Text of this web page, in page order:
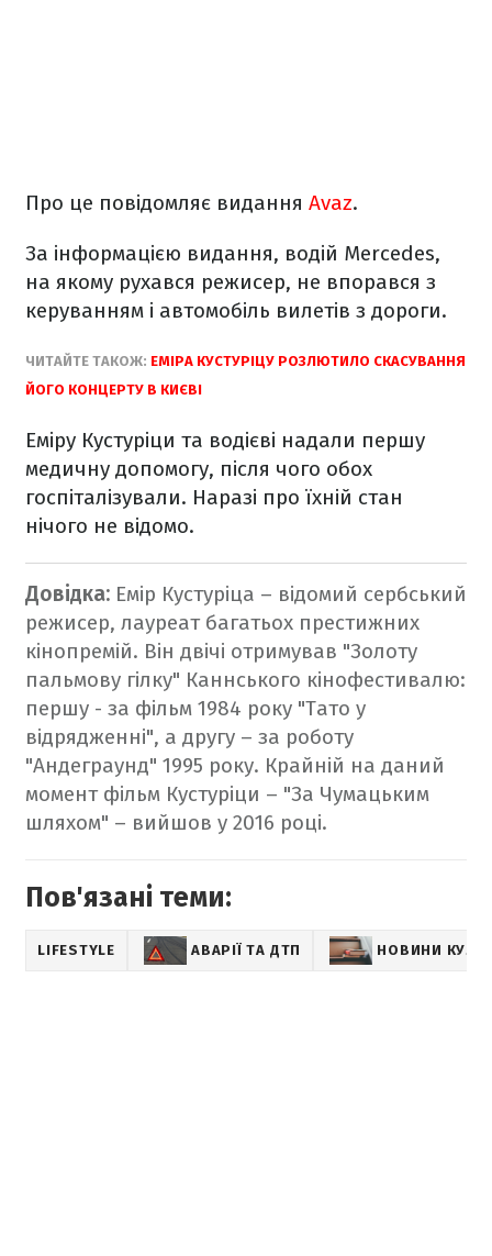
Про це повідомляє видання Аvaz.
За інформацією видання, водій Mercedes,
на якому рухався режисер, не впорався з
керуванням і автомобіль вилетів з дороги.
ЧИТАЙТЕ ТАКОЖ: ЕМІРА КУСТУРІЦУ РОЗЛЮТИЛО СКАСУВАННЯ
ЙОГО КОНЦЕРТУ В КИЄВІ
Еміру Кустуріци та водієві надали першу
медичну допомогу, після чого обох
госпіталізували. Наразі про їхній стан
нічого не відомо.
Довідка: Емір Кустуріца – відомий сербський
режисер, лауреат багатьох престижних
кінопремій. Він двічі отримував "Золоту
пальмову гілку" Каннського кінофестивалю:
першу - за фільм 1984 року "Тато у
відрядженні", а другу – за роботу
"Андеграунд" 1995 року. Крайній на даний
момент фільм Кустуріци – "За Чумацьким
шляхом" – вийшов у 2016 році.
Пов'язані теми:
LIFESTYLE АВАРІЇ ТА ДТП НОВИНИ